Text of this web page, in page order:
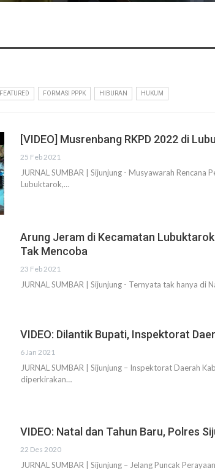
FEATURED FORMASI PPPK HIBURAN HUKUM
[VIDEO] Musrenbang RKPD 2022 di
25 Feb 2021
JURNAL SUMBAR | Sijunjung - Musyawarah Rencana
Lubuktarok,…
Arung Jeram di Kecamatan
Tak Mencoba
23 Feb 2021
JURNAL SUMBAR | Sijunjung - Ternyata tak hanya di
VIDEO: Dilantik Bupati, Inspektorat
6 Jan 2021
JURNAL SUMBAR | Sijunjung – Inspektorat Daerah
diperkirakan…
VIDEO: Natal dan Tahun Baru, Polres
22 Des 2020
JURNAL SUMBAR | Sijunjung – Jelang Puncak